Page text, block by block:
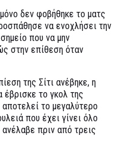
δεν φοβήθηκε το ματς
να ενοχλήσει την
που να μην
στην επίθεση όταν
της Σίτι ανέβηκε, η
το γκολ της
το μεγαλύτερο
που έχει γίνει όλο
πριν από τρεις